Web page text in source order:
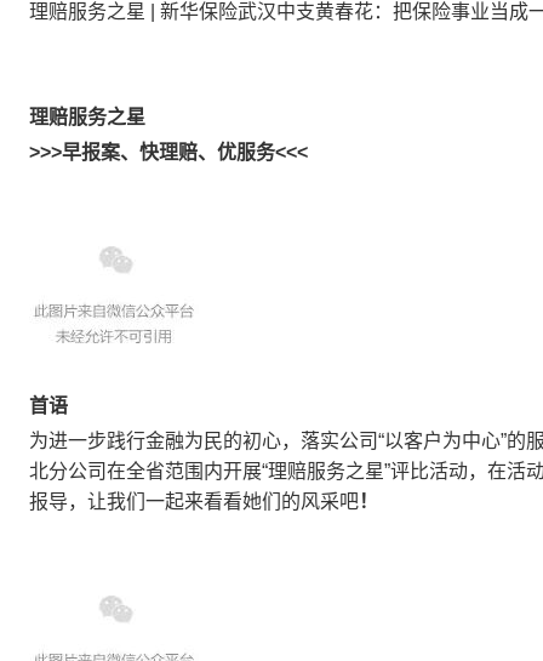
理赔服务之星 | 新华保险武汉中支黄春花：把保险事业当成
理赔服务之星
>>>早报案、快理赔、优服务<<<
首语
为进一步践行金融为民的初心，落实公司“以客户为中心”的
北分公司在全省范围内开展“理赔服务之星”评比活动，在
报导，让我们一起来看看她们的风采吧！